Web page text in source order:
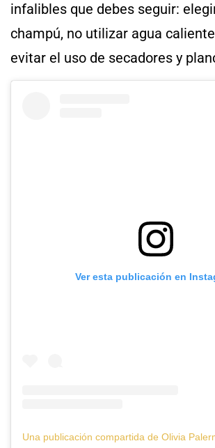
infalibles que debes seguir:
champú, no utilizar agua
evitar el uso de secadores y
Ver esta publicación en